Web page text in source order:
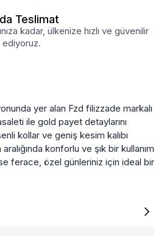
Teslimat
kadar, ülkenize hızlı ve güvenilir
ediyoruz.
yer alan Fzd filizzade markalı
ile gold payet detaylarını
kollar ve geniş kesim kalıbı
konforlu ve şık bir kullanım
ferace, özel günleriniz için ideal bir